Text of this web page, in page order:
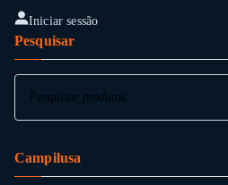
Iniciar sessão
Pesquisar
Campilusa